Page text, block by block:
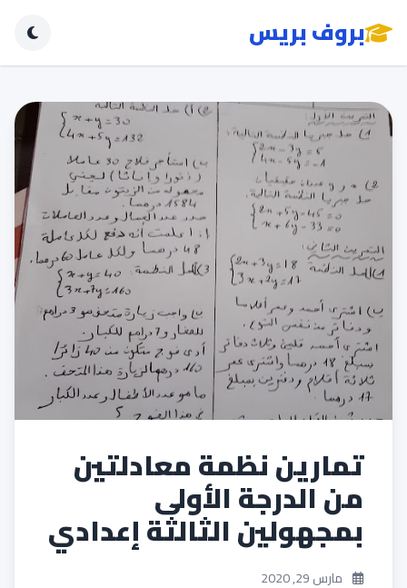
بروف بريس
تمارين نظمة معادلتين
من الدرجة الأولى
بمجهولين الثالثة إعدادي
مارس 29, 2020